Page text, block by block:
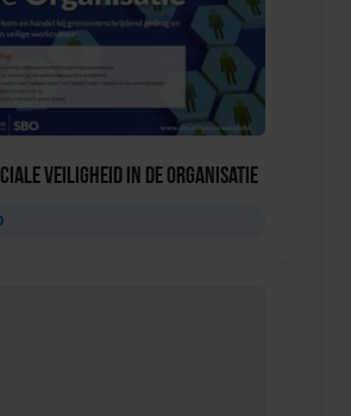
Veiligheid in de Organisatie